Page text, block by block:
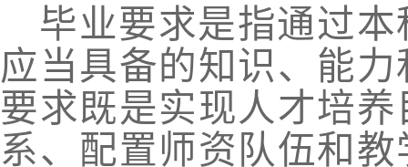
毕业要求是指通过
应当具备的知识、能
要求既是实现人才培
系、配置师资队伍和